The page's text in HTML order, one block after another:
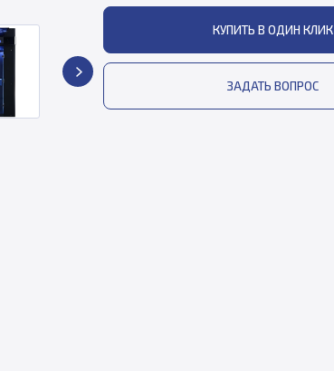
КУПИТЬ В ОДИН КЛИК
ЗАДАТЬ ВОПРОС